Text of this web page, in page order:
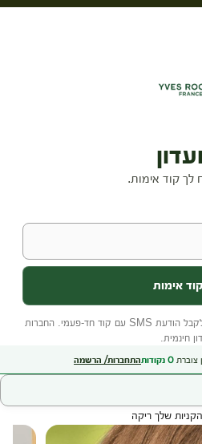
צוברת 0 נקודותהתחברות/ הרשמה
שלך ריקה